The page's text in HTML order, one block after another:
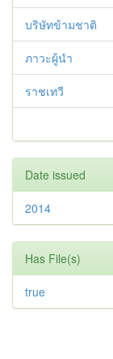
บริษัทข้ามชาติ
ภาวะผู้นำ
ราชเทวี
Date issued
2014
Has File(s)
true